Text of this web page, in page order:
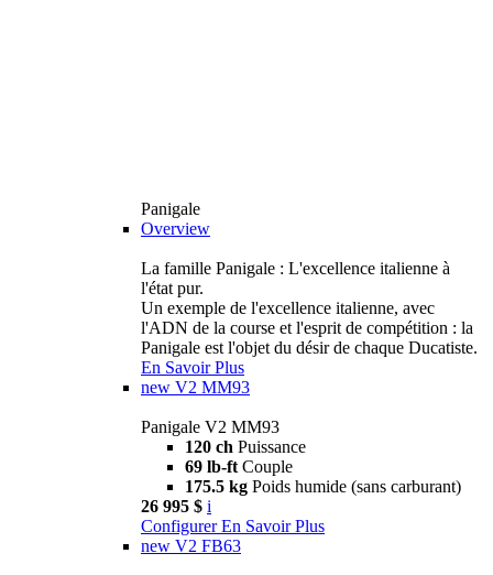
Panigale
Overview
La famille Panigale : L'excellence italienne à
l'état pur.
Un exemple de l'excellence italienne, avec
l'ADN de la course et l'esprit de compétition : la
Panigale est l'objet du désir de chaque Ducatiste.
En Savoir Plus
new V2 MM93
Panigale V2 MM93
120 ch Puissance
69 lb-ft Couple
175.5 kg Poids humide (sans carburant)
26 995 $ i
Configurer En Savoir Plus
new V2 FB63